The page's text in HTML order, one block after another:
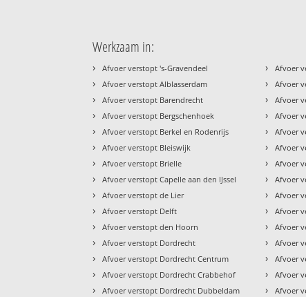
Werkzaam in:
› Afvoer verstopt 's-Gravendeel
› Afvoer verstopt Alblasserdam
› Afvoer verstopt Barendrecht
› Afvoer verstopt Bergschenhoek
› Afvoer verstopt Berkel en Rodenrijs
› Afvoer verstopt Bleiswijk
› Afvoer verstopt Brielle
› Afvoer verstopt Capelle aan den IJssel
› Afvoer verstopt de Lier
› Afvoer verstopt Delft
› Afvoer verstopt den Hoorn
› Afvoer verstopt Dordrecht
› Afvoer verstopt Dordrecht Centrum
› Afvoer verstopt Dordrecht Crabbehof
› Afvoer verstopt Dordrecht Dubbeldam
› Afvoer
› Afvoer
› Afvoer
› Afvoer
› Afvoer
› Afvoer
› Afvoer
› Afvoer
› Afvoer
› Afvoer
› Afvoer
› Afvoer
› Afvoer
› Afvoer
› Afvoer